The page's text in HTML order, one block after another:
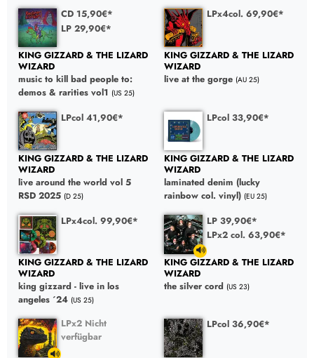
CD 15,90€*
LP 29,90€*
KING GIZZARD & THE LIZARD
WIZARD
music to kill bad people to:
demos & rarities vol1 (US 25)
LPx4col. 69,90€*
KING GIZZARD & THE LIZARD
WIZARD
live at the gorge (AU 25)
LPcol 41,90€*
KING GIZZARD & THE LIZARD
WIZARD
live around the world vol 5
RSD 2025 (D 25)
LPcol 33,90€*
KING GIZZARD & THE LIZARD
WIZARD
laminated denim (lucky
rainbow col. vinyl) (EU 25)
LPx4col. 99,90€*
KING GIZZARD & THE LIZARD
WIZARD
king gizzard - live in los
angeles ´24 (US 25)
LP 39,90€*
LPx2 col. 63,90€*
KING GIZZARD & THE LIZARD
WIZARD
the silver cord (US 23)
LPx2 Nicht
verfügbar
LPcol 36,90€*